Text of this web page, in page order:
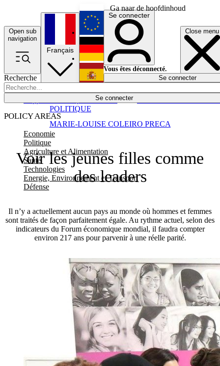
Ga naar de hoofdinhoud
Open sub
navigation
Close menu
Recherche
Se connecter
POLICY AREAS
Economie
Politique
Agriculture et Alimentation
Santé
Technologies
Energie, Environnement et Transport
Défense
Économie
Français
English
Deutsch
Español
Se connecter
Vous êtes déconnecté.
Se connecter
Voir les jeunes filles comme
des leaders
Il n’y a actuellement aucun pays au monde où hommes et femmes
sont traités de façon parfaitement égale. Au rythme actuel, selon des
indicateurs du Forum économique mondial, il faudra compter
environ 217 ans pour parvenir à une réelle parité.
MARIE-LOUISE COLEIRO PRECA
POLITIQUE